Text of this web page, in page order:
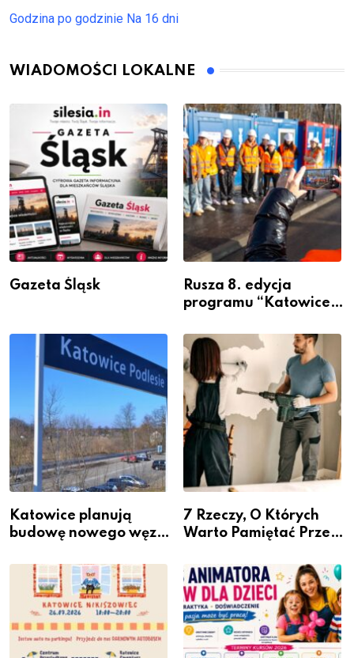
Godzina po godzinie Na 16 dni
WIADOMOŚCI LOKALNE
Gazeta Śląsk
Rusza 8. edycja
programu “Katowice
– nabór dla
przedsiębiorców
Katowice planują
budowę nowego węzła
Podlesiu
7 Rzeczy, O Których
Warto Pamiętać Przed